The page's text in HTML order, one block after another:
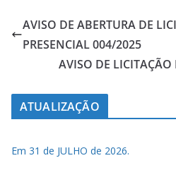
AVISO DE ABERTURA DE
PRESENCIAL 004/2025
AVISO DE LICITAÇÃO
ATUALIZAÇÃO
Em 31 de JULHO de 2026.